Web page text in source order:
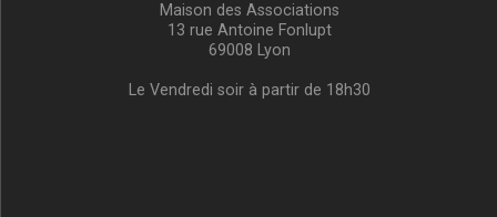
Maison des Associations
13 rue Antoine Fonlupt
69008 Lyon
Le Vendredi soir à partir de 18h30